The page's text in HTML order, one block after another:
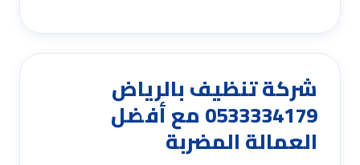
شركة تنظيف بالرياض
0533334179 مع أفضل
العمالة المضربة